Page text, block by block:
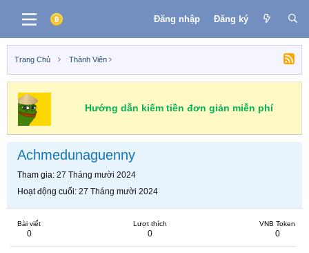
Đăng nhập Đăng ký
Trang Chủ Thành Viên
Hướng dẫn kiếm tiền đơn giản miễn phí
Achmedunaguenny
Tham gia 27 Tháng mười 2024
Hoạt động cuối 27 Tháng mười 2024
Bài viết
0
Lượt thích
0
VNB Token
0